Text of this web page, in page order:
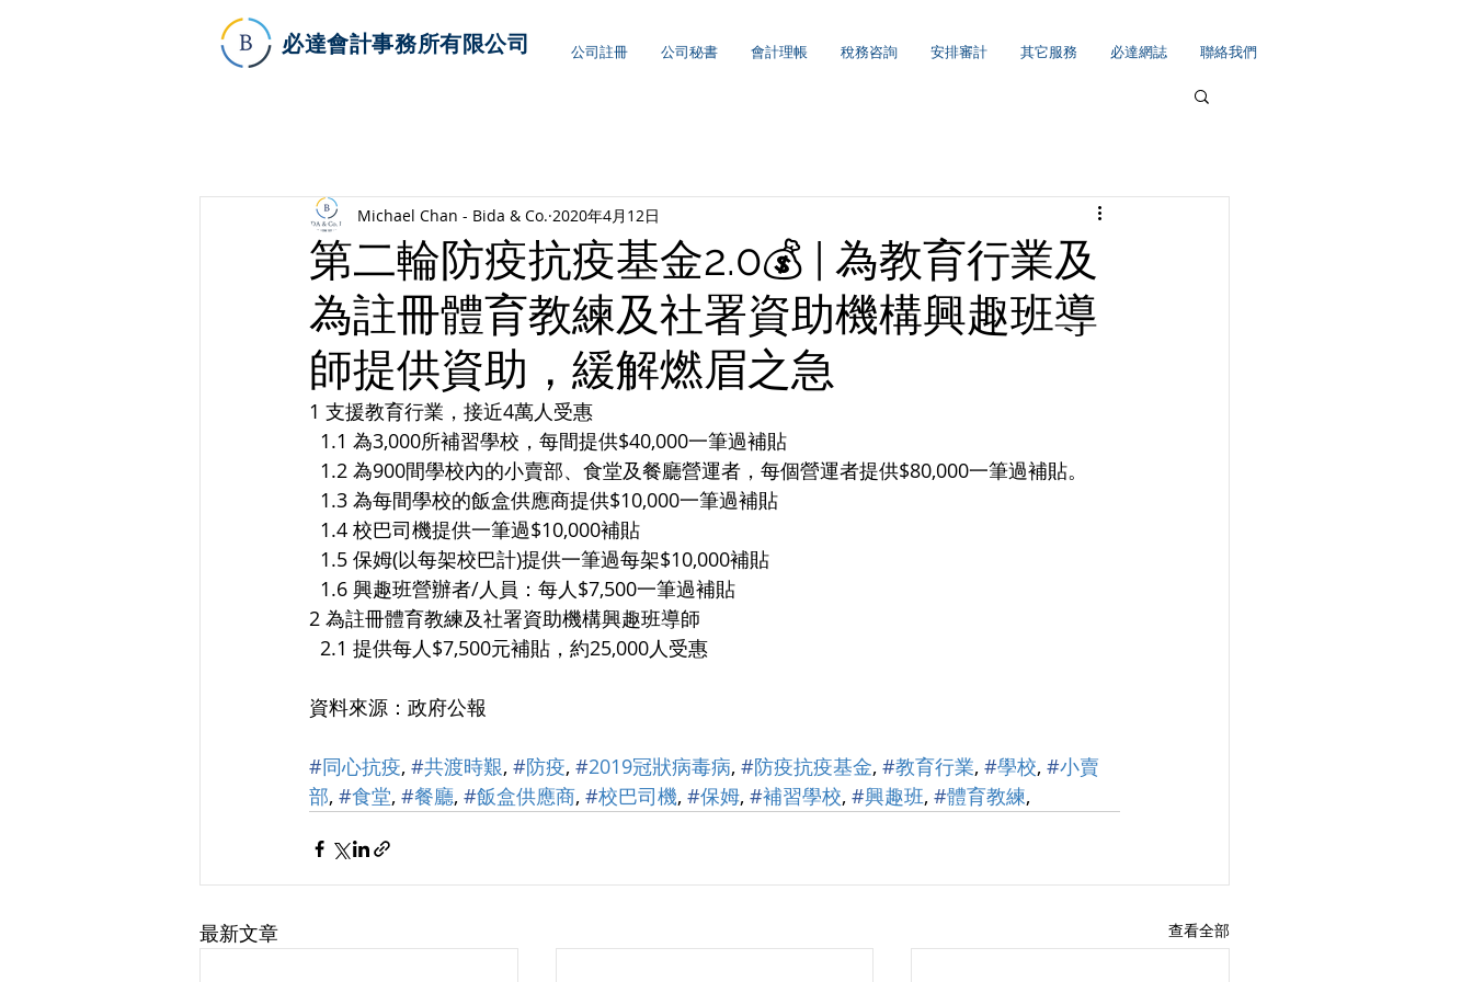
必達會計事務所有限公司 公司註冊 公司秘書 會計理帳 稅務咨詢 安排審計 其它服務 必達網誌 聯絡我們
第二輪防疫抗疫基金2.0💰 | 為教育行業及
為註冊體育教練及社署資助機構興趣班導
師提供資助，緩解燃眉之急
Michael Chan - Bida & Co. 2020年4月12日
1 支援教育行業，接近4萬人受惠
  1.1 為3,000所補習學校，每間提供$40,000一筆過補貼
  1.2 為900間學校內的小賣部、食堂及餐廳營運者，每個營運者提供$80,000一筆過補貼。
  1.3 為每間學校的飯盒供應商提供$10,000一筆過補貼
  1.4 校巴司機提供一筆過$10,000補貼
  1.5 保姆(以每架校巴計)提供一筆過每架$10,000補貼
  1.6 興趣班營辦者/人員：每人$7,500一筆過補貼
2 為註冊體育教練及社署資助機構興趣班導師
  2.1 提供每人$7,500元補貼，約25,000人受惠
資料來源：政府公報
#同心抗疫, #共渡時艱, #防疫, #2019冠狀病毒病, #防疫抗疫基金, #教育行業, #學校, #小賣
部, #食堂, #餐廳, #飯盒供應商, #校巴司機, #保姆, #補習學校, #興趣班, #體育教練,
最新文章 查看全部